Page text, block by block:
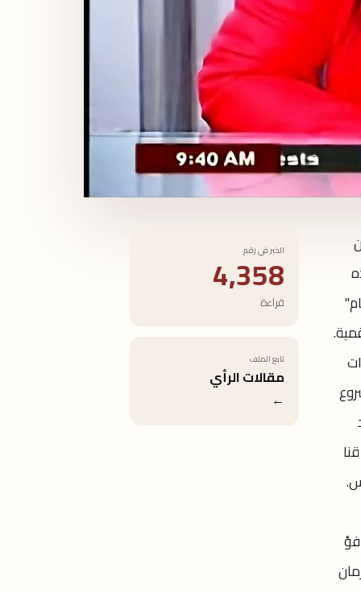
الخبر في رقم
4,358
قراءة
تابع الملف
مقالات الرأي
←